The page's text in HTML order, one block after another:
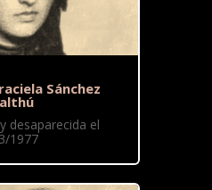
Sánchez
desaparecida el
1977